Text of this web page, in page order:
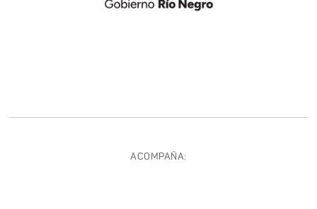
ACOMPAÑA: